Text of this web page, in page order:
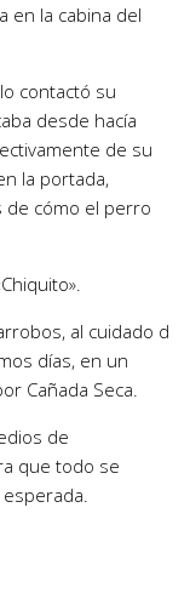
en la cabina del
contactó su
desde hacía
de su
la portada,
de cómo el perro
al cuidado d
días, en un
Cañada Seca.
de
que todo se